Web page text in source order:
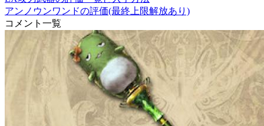
アンノウンワンドの評価(最終上限解放あり)
コメント一覧